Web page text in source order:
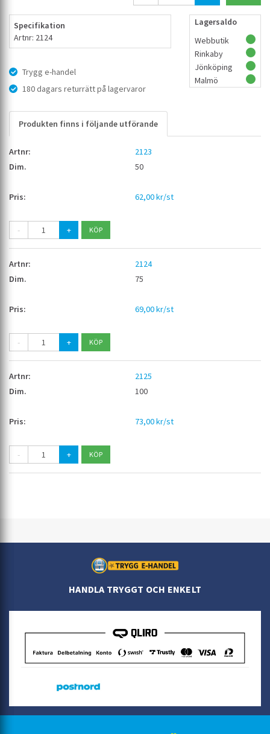
Specifikation
Artnr: 2124
Trygg e-handel
180 dagars returrätt på lagervaror
Lagersaldo
Webbutik
Rinkaby
Jönköping
Malmö
Produkten finns i följande utförande
2123
50
62,00 kr/st
- +
2124
75
69,00 kr/st
- +
2125
100
73,00 kr/st
- +
HANDLA TRYGGT OCH ENKELT